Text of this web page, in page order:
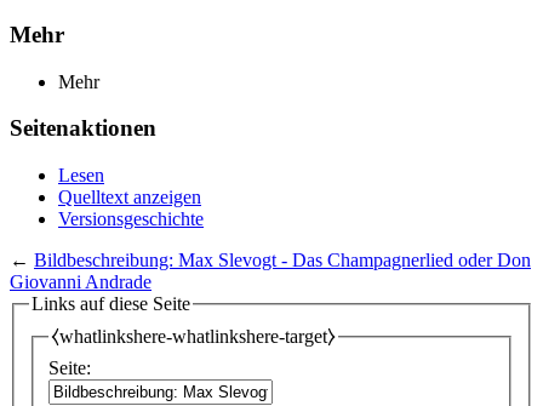
Mehr
Mehr
Seitenaktionen
Lesen
Quelltext anzeigen
Versionsgeschichte
← Bildbeschreibung: Max Slevogt - Das Champagnerlied oder Don
Giovanni Andrade
Links auf diese Seite
⧼whatlinkshere-whatlinkshere-target⧽
Seite: